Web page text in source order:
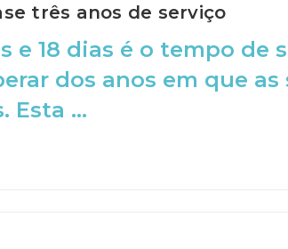
três anos de serviço
e 18 dias é o tempo de
dos anos em que as
Esta ...